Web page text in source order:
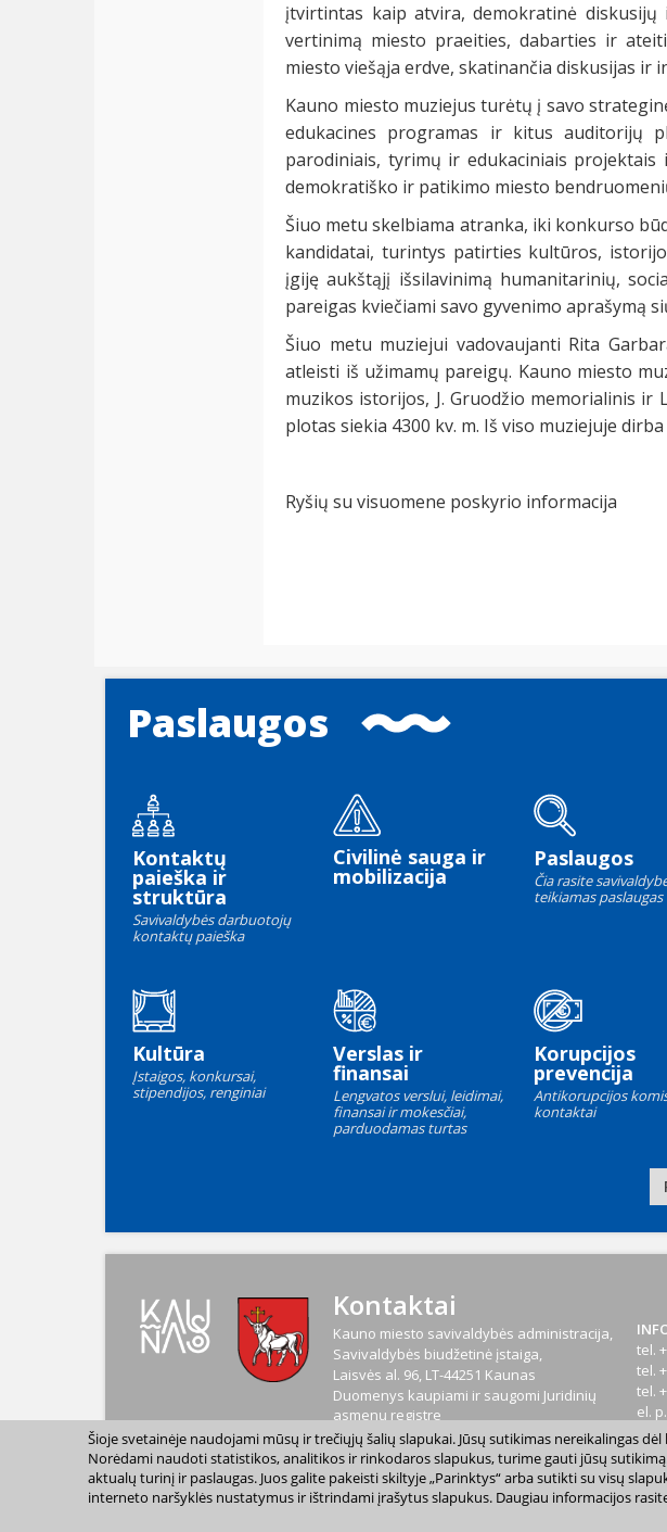
įtvirtintas kaip atvira, demokratinė
vertinimą miesto praeities, dabarties ir
miesto viešąja erdve, skatinančia diskusijas ir
Kauno miesto muziejus turėtų į savo
edukacines programas ir kitus auditorijų
parodiniais, tyrimų ir edukaciniais
demokratiško ir patikimo miesto
Šiuo metu skelbiama atranka, iki konkurso
kandidatai, turintys patirties kultūros,
įgiję aukštąjį išsilavinimą humanitarinių,
pareigas kviečiami savo gyvenimo aprašymą
Šiuo metu muziejui vadovaujanti Rita
atleisti iš užimamų pareigų. Kauno miesto
muzikos istorijos, J. Gruodžio memorialinis
plotas siekia 4300 kv. m. Iš viso muziejuje
Ryšių su visuomene poskyrio informacija
Paslaugos
Kontaktų
paieška ir
struktūra
Savivaldybės darbuotojų
kontaktų paieška
Civilinė sauga ir
mobilizacija
Paslaugos
Čia rasite
teikiamas paslaugas
Kultūra
Įstaigos, konkursai,
stipendijos, renginiai
Verslas ir
finansai
Lengvatos verslui, leidimai,
finansai ir mokesčiai,
parduodamas turtas
Korupcijos
prevencija
Antikorupcijos
kontaktai
Kontaktai
Kauno miesto savivaldybės administracija,
Savivaldybės biudžetinė įstaiga,
Laisvės al. 96, LT-44251 Kaunas
Duomenys kaupiami ir saugomi Juridinių
asmenų registre
Kodas188764867
PVM mokėtojo kodasLT 887648610
tel.
tel.
tel.
el. p.
2023 m. Kauno miesto savivaldybė. Kopijuoti ir
Šioje svetainėje naudojami mūsų ir trečiųjų šalių slapukai. Jūsų sutikimas nereikalingas
Norėdami naudoti statistikos, analitikos ir rinkodaros slapukus, turime gauti jūsų
aktualų turinį ir paslaugas. Juos galite pakeisti skiltyje „Parinktys“ arba sutikti su visų
interneto naršyklės nustatymus ir ištrindami įrašytus slapukus. Daugiau informacijos